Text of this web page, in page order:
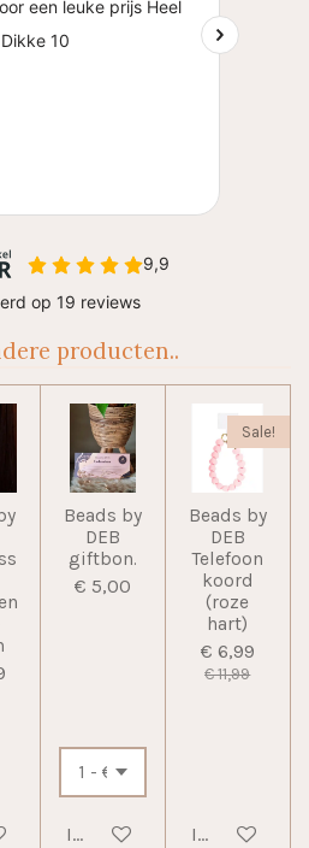
producten..
Beads by
DEB
giftbon.
€ 5,00
In winkelwagen
Sale!
Beads by
DEB
Telefoon
koord
(roze
hart)
€ 6,99
€ 11,99
In